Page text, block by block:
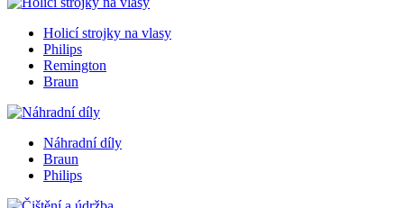
Holicí strojky na vlasy
Philips
Remington
Braun
Náhradní díly
Braun
Philips